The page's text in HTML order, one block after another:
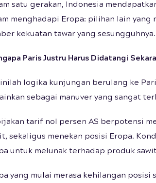
satu gerakan, Indonesia
menghadapi Eropa: pilihan lain yang
kekuatan tawar yang sesungguhnya.
Paris Justru Harus Didatangi
logika kunjungan berulang ke
sebagai manuver yang sangat
tarif nol persen AS berpotensi
sekaligus menekan posisi Eropa.
untuk melunak terhadap produk
yang mulai merasa kehilangan